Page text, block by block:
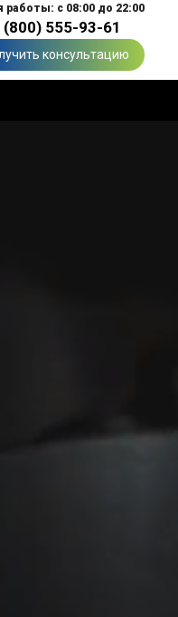
работы: с 08:00 до 22:00
(800) 555-93-61
консультацию